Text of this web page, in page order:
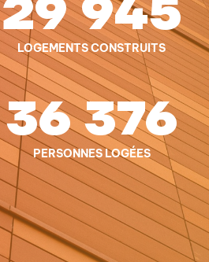
29 945
LOGEMENTS CONSTRUITS
36 376
PERSONNES LOGÉES